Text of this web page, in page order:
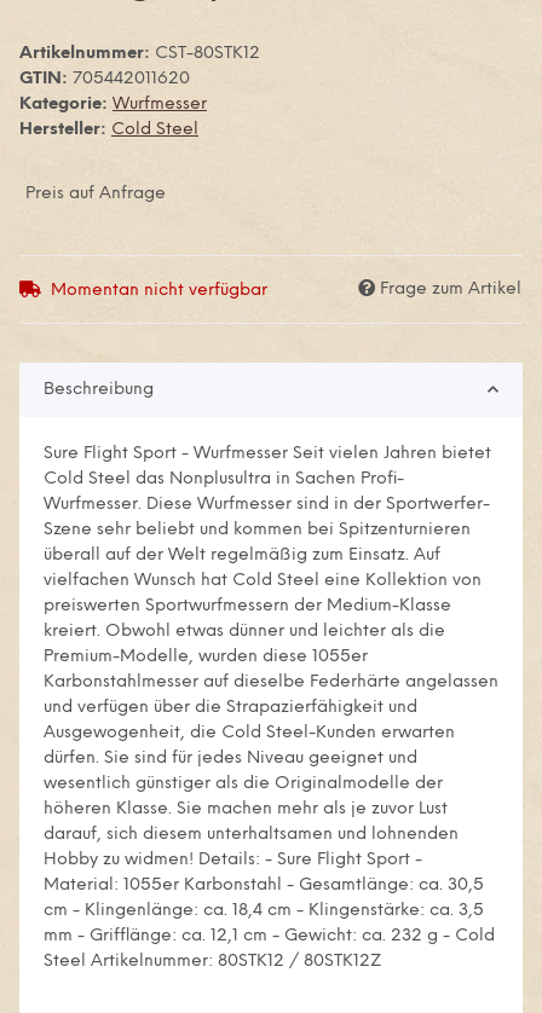
Artikelnummer: CST-80STK12
GTIN: 705442011620
Kategorie: Wurfmesser
Hersteller: Cold Steel
Preis auf Anfrage
Momentan nicht verfügbar Frage zum Artikel
Beschreibung
Sure Flight Sport - Wurfmesser Seit vielen Jahren bietet
Cold Steel das Nonplusultra in Sachen Profi-
Wurfmesser. Diese Wurfmesser sind in der Sportwerfer-
Szene sehr beliebt und kommen bei Spitzenturnieren
überall auf der Welt regelmäßig zum Einsatz. Auf
vielfachen Wunsch hat Cold Steel eine Kollektion von
preiswerten Sportwurfmessern der Medium-Klasse
kreiert. Obwohl etwas dünner und leichter als die
Premium-Modelle, wurden diese 1055er
Karbonstahlmesser auf dieselbe Federhärte angelassen
und verfügen über die Strapazierfähigkeit und
Ausgewogenheit, die Cold Steel-Kunden erwarten
dürfen. Sie sind für jedes Niveau geeignet und
wesentlich günstiger als die Originalmodelle der
höheren Klasse. Sie machen mehr als je zuvor Lust
darauf, sich diesem unterhaltsamen und lohnenden
Hobby zu widmen! Details: - Sure Flight Sport -
Material: 1055er Karbonstahl - Gesamtlänge: ca. 30,5
cm - Klingenlänge: ca. 18,4 cm - Klingenstärke: ca. 3,5
mm - Grifflänge: ca. 12,1 cm - Gewicht: ca. 232 g - Cold
Steel Artikelnummer: 80STK12 / 80STK12Z